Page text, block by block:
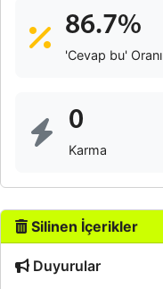
86.7%
'Cevap bu' Oranı
0
Karma
Silinen İçerikler
Duyurular